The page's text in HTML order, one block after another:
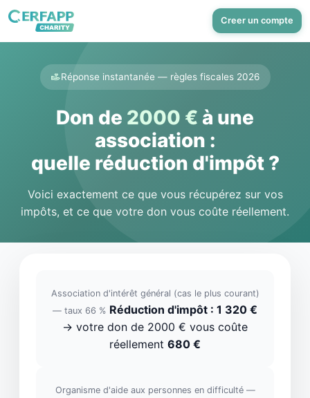
Creer un compte
Réponse instantanée — règles fiscales 2026
Don de 2000 € à une
association :
quelle réduction d'impôt ?
Voici exactement ce que vous récupérez sur vos
impôts, et ce que votre don vous coûte réellement.
Association d'intérêt général (cas le plus courant)
— taux 66 % Réduction d'impôt : 1 320 €
→ votre don de 2000 € vous coûte
réellement 680 €
Organisme d'aide aux personnes en difficulté —